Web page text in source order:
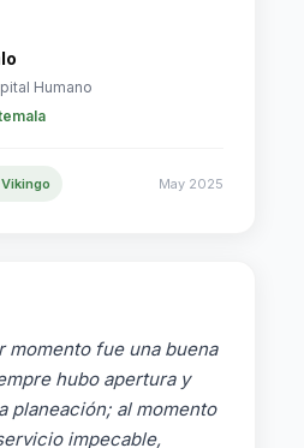
Humano
May 2025
momento fue una buena
hubo apertura y
planeación; al momento
impecable,